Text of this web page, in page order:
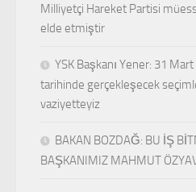
Milliyetçi Hareket Partisi
elde etmiştir
YSK Başkanı Yener: 31
tarihinde gerçekleşecek
vaziyetteyiz
BAKAN BOZDAĞ: BU İŞ
BAŞKANIMIZ MAHMUT